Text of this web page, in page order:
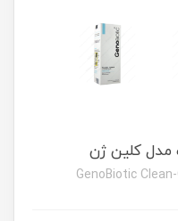
مدل کلین ژن
GenoBiotic